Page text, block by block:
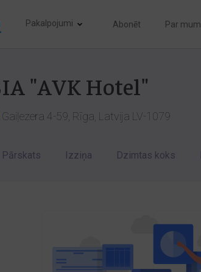
Pakalpojumi Abonēt Par
"AVK Hotel"
Gaiļezera 4-59, Rīga, Latvija LV-1079
Pārskats Izziņa Dzimtas koks